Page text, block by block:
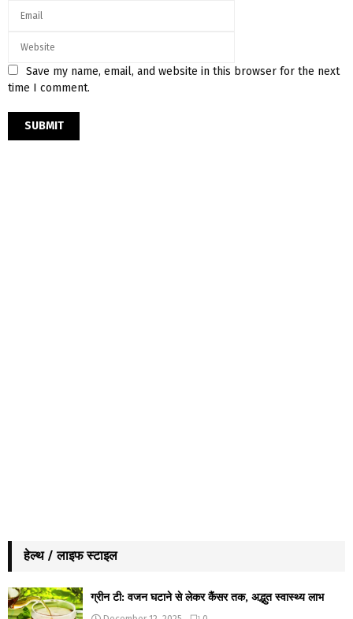
Save my name, email, and website in this browser for the next
time I comment.
हेल्थ / लाइफ स्टाइल
ग्रीन टी: वजन घटाने से लेकर कैंसर तक, अद्भुत स्वास्थ्य लाभ